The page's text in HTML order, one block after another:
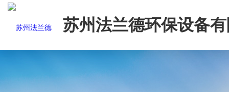
苏州法兰德环保设备